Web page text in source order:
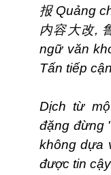
报Quảng
内容大改,
ngữ văn
Tấn tiếp
Dịch từ
đặng đừng
không dựa
được tin